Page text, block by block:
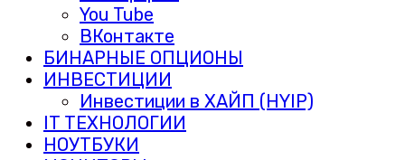
You Tube
ВКонтакте
БИНАРНЫЕ ОПЦИОНЫ
ИНВЕСТИЦИИ
Инвестиции в ХАЙП (HYIP)
IT ТЕХНОЛОГИИ
НОУТБУКИ